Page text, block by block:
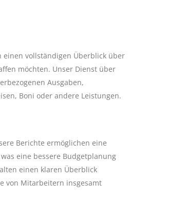
vollständigen Überblick über
möchten. Unser Dienst über
Ausgaben,
Boni oder andere Leistungen.
Berichte ermöglichen eine
eine bessere Budgetplanung
einen klaren Überblick
von Mitarbeitern insgesamt